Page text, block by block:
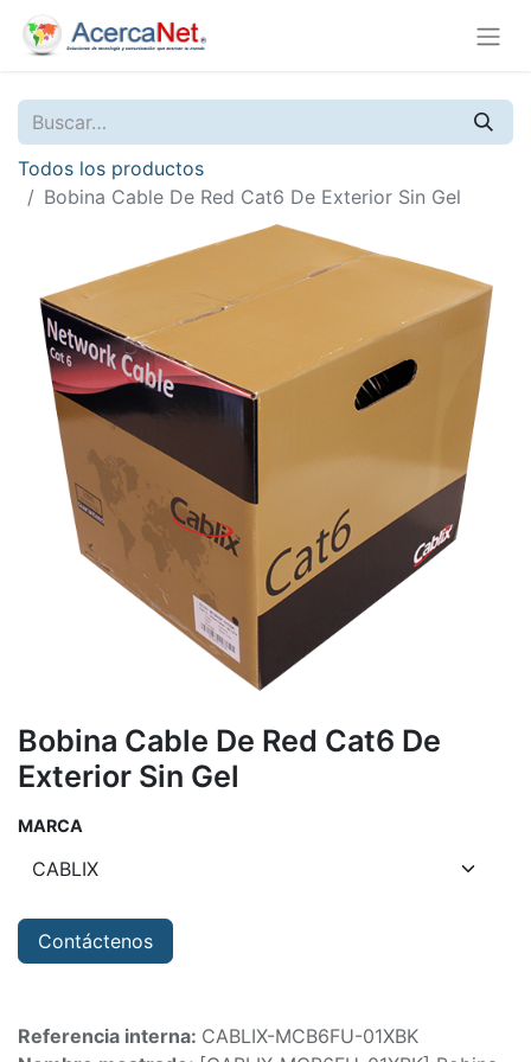
Todos los productos
Bobina Cable De Red Cat6 De Exterior Sin Gel
Bobina Cable De Red Cat6 De
Exterior Sin Gel
MARCA
Contáctenos
Referencia interna: CABLIX-MCB6FU-01XBK